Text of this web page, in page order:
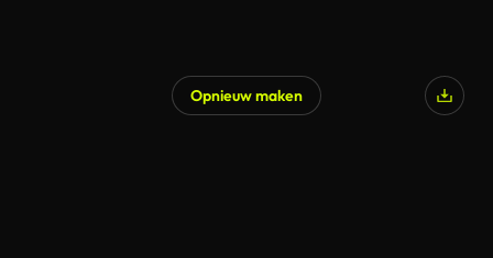
Opnieuw maken